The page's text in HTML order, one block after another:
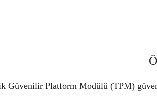
Güvenilir Platform Modülü (TPM)